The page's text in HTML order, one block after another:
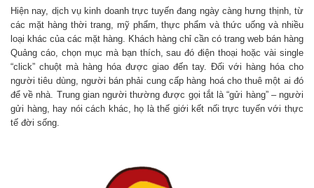
Hiện nay, dịch vụ kinh doanh trực tuyến đang ngày càng hưng thịnh, từ
các mặt hàng thời trang, mỹ phẩm, thực phẩm và thức uống và nhiều
loại khác của các mặt hàng. Khách hàng chỉ cần có trang web bán hàng
Quảng cáo, chọn mục mà bạn thích, sau đó điện thoại hoặc vài single
“click” chuột mà hàng hóa được giao đến tay. Đối với hàng hóa cho
người tiêu dùng, người bán phải cung cấp hàng hoá cho thuê một ai đó
để về nhà. Trung gian người thường được gọi tắt là “gửi hàng” – người
gửi hàng, hay nói cách khác, họ là thế giới kết nối trực tuyến với thực
tế đời sống.